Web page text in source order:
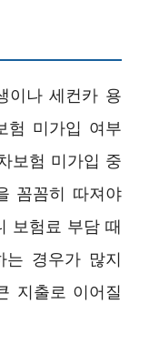
이나 세컨카 용
험 미가입 여부
보험 미가입 중
꼼꼼히 따져야
보험료 부담 때
는 경우가 많지
지출로 이어질